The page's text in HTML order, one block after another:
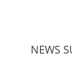
NEWS